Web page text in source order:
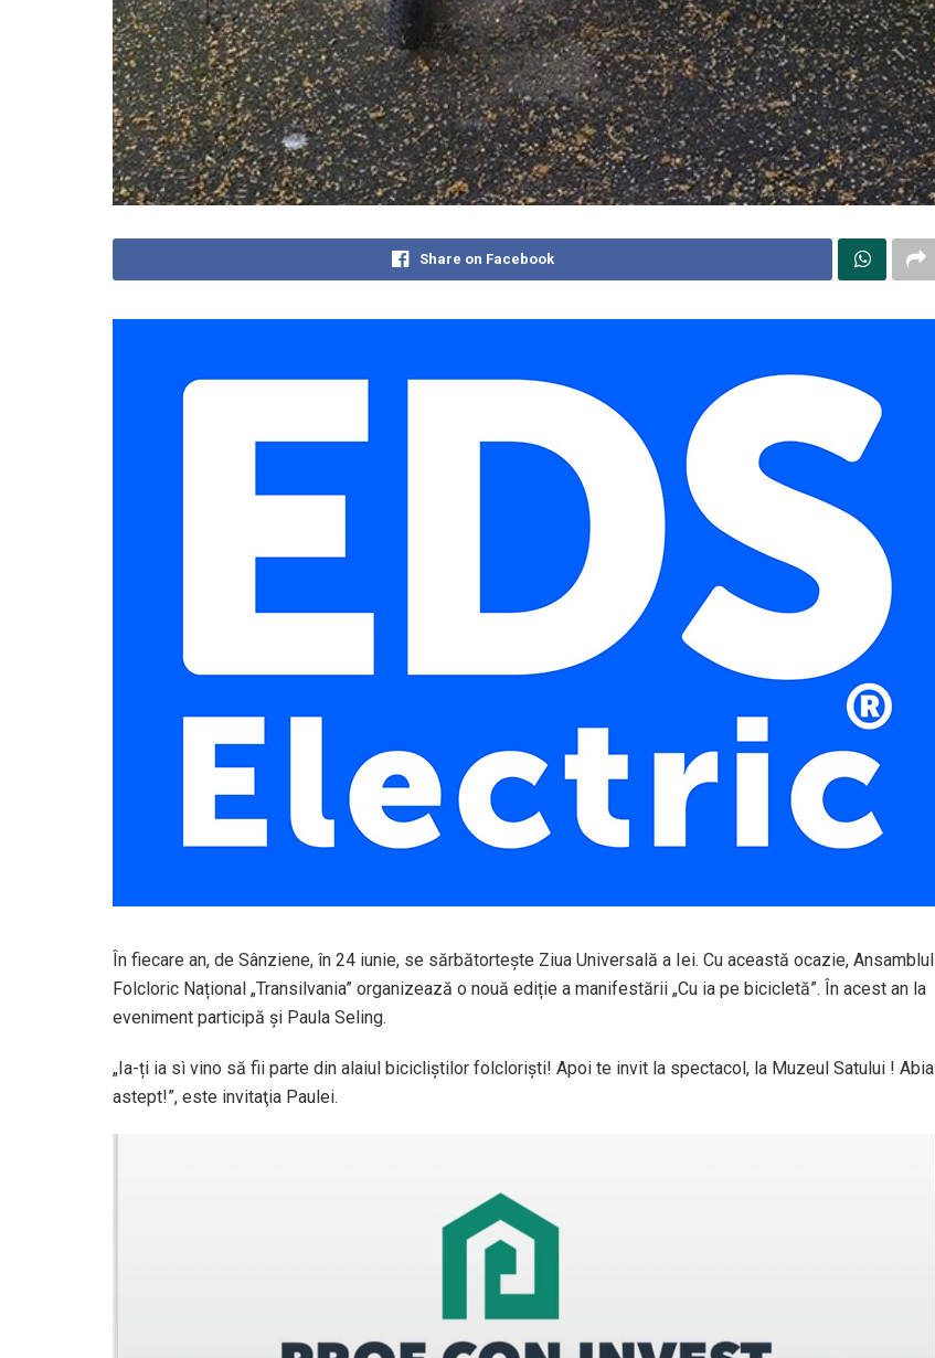
Share on Facebook
În fiecare an, de Sânziene, în 24 iunie, se sărbătorteşte Ziua Universală a Iei. Cu această ocazie, Ansamblul
Folcloric Național „Transilvania” organizează o nouă ediție a manifestării „Cu ia pe bicicletă”. În acest an la
eveniment participă şi Paula Seling.
„Ia-ți ia sì vino să fii parte din alaiul bicicliștilor folcloriști! Apoi te invit la spectacol, la Muzeul Satului ! Abia
astept!”, este invitaţia Paulei.